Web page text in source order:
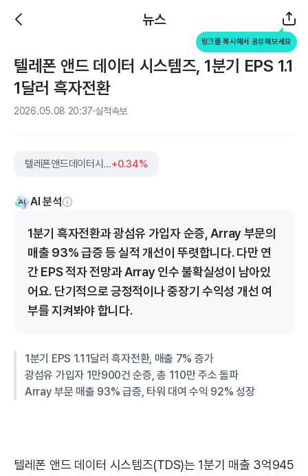
뉴스
링크를 복사해서 공유해보세요
텔레폰 앤드 데이터 시스템즈, 1분기 EPS 1.1
1달러 흑자전환
2026.05.08 20:37 실적속보
텔레폰앤드데이터시스템즈+0.34%
AI 분석
1분기 흑자전환과 광섬유 가입자 순증, Array 부문의
매출 93% 급증 등 실적 개선이 뚜렷합니다. 다만 연
간 EPS 적자 전망과 Array 인수 불확실성이 남아있
어요. 단기적으로 긍정적이나 중장기 수익성 개선 여
부를 지켜봐야 합니다.
1분기 EPS 1.11달러 흑자전환, 매출 7% 증가
광섬유 가입자 1만900건 순증, 총 110만 주소 돌파
Array 부문 매출 93% 급증, 타워 대여 수익 92% 성장
텔레폰 앤드 데이터 시스템즈(TDS)는 1분기 매출 3억945